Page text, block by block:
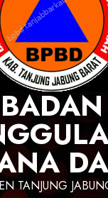
BADAN
TANJUNG